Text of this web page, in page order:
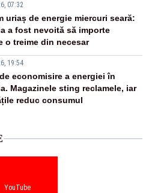
07:32
uriaș de energie miercuri seară:
a fost nevoită să importe
o treime din necesar
19:54
economisire a energiei în
Magazinele sting reclamele, iar
reduc consumul
YouTube